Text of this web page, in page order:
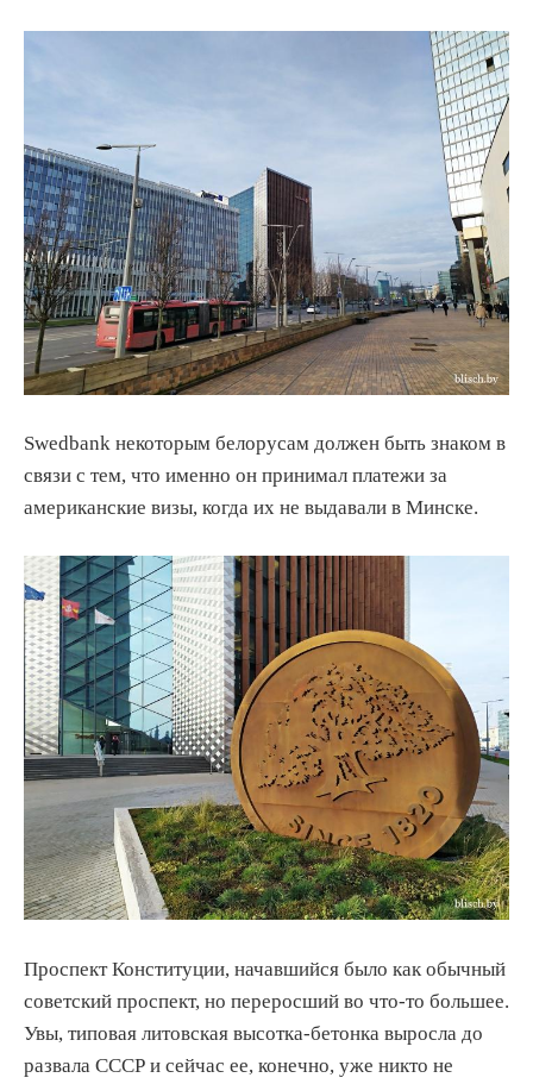
Swedbank некоторым белорусам должен быть знаком в
связи с тем, что именно он принимал платежи за
американские визы, когда их не выдавали в Минске.
Проспект Конституции, начавшийся было как обычный
советский проспект, но переросший во что-то большее.
Увы, типовая литовская высотка-бетонка выросла до
развала СССР и сейчас ее, конечно, уже никто не